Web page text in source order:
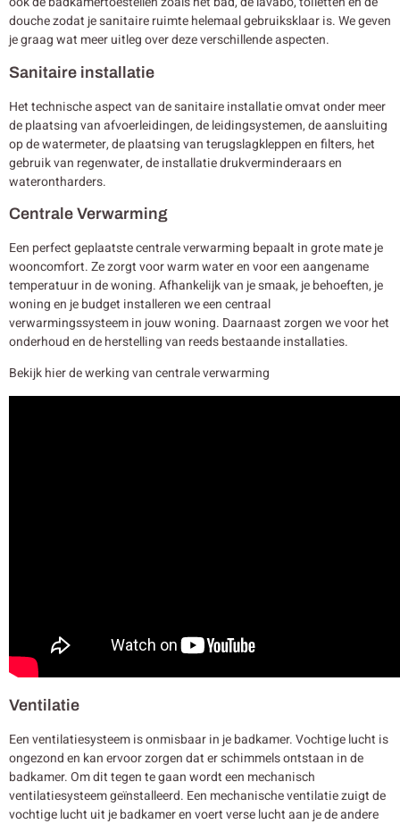
douche zodat je sanitaire ruimte helemaal gebruiksklaar is. We geven
je graag wat meer uitleg over deze verschillende aspecten.
Sanitaire installatie
Het technische aspect van de sanitaire installatie omvat onder meer
de plaatsing van afvoerleidingen, de leidingsystemen, de aansluiting
op de watermeter, de plaatsing van terugslagkleppen en filters, het
gebruik van regenwater, de installatie drukverminderaars en
waterontharders.
Centrale Verwarming
Een perfect geplaatste centrale verwarming bepaalt in grote mate je
wooncomfort. Ze zorgt voor warm water en voor een aangename
temperatuur in de woning. Afhankelijk van je smaak, je behoeften, je
woning en je budget installeren we een centraal
verwarmingssysteem in jouw woning. Daarnaast zorgen we voor het
onderhoud en de herstelling van reeds bestaande installaties.
Bekijk hier de werking van centrale verwarming
Ventilatie
Een ventilatiesysteem is onmisbaar in je badkamer. Vochtige lucht is
ongezond en kan ervoor zorgen dat er schimmels ontstaan in de
badkamer. Om dit tegen te gaan wordt een mechanisch
ventilatiesysteem geïnstalleerd. Een mechanische ventilatie zuigt de
vochtige lucht uit je badkamer en voert verse lucht aan je de andere